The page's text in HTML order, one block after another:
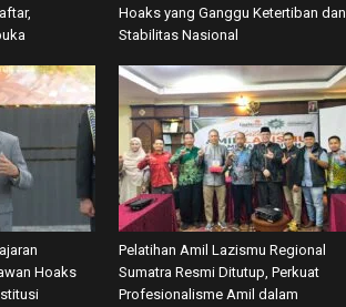
Hoaks yang Ganggu Ketertiban dan
Stabilitas Nasional
Hoaks
Pelatihan Amil Lazismu Regional
Sumatra Resmi Ditutup, Perkuat
Profesionalisme Amil dalam